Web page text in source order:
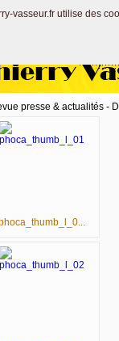
presse & actualités -
vasseur.fr utilise des